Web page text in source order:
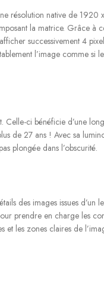
résolution native de
la matrice. Grâce à
successivement 4
l’image comme si
ci bénéficie d’une
27 ans ! Avec sa
plongée dans l’obscurité.
des images issues
prendre en charge les
les zones claires de